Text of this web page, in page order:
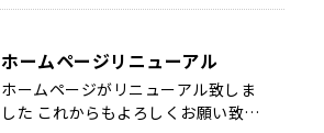
ホームページリニューアル
ホームページがリニューアル致しま
した これからもよろしくお願い致し